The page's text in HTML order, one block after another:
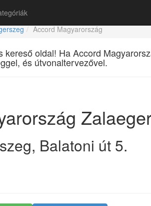
Accord Magyarország
kereső oldal! Ha Accord
és útvonaltervezővel.
, Balatoni út 5.